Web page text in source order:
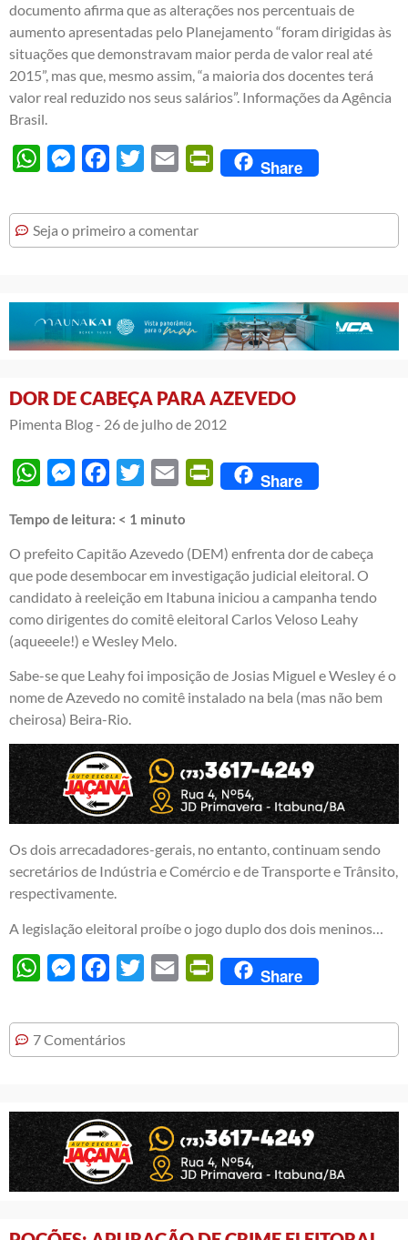
documento afirma que as alterações nos percentuais de
aumento apresentadas pelo Planejamento “foram dirigidas às
situações que demonstravam maior perda de valor real até
2015”, mas que, mesmo assim, “a maioria dos docentes terá
valor real reduzido nos seus salários”. Informações da Agência
Brasil.
WhatsAppMessengerFacebook
Twitter Email PrintFriendly
Share
Seja o primeiro a comentar
DOR DE CABEÇA PARA AZEVEDO
Pimenta Blog - 26 de julho de 2012
WhatsAppMessengerFacebook
Twitter Email PrintFriendly
Share
Tempo de leitura: < 1 minuto
O prefeito Capitão Azevedo (DEM) enfrenta dor de cabeça
que pode desembocar em investigação judicial eleitoral. O
candidato à reeleição em Itabuna iniciou a campanha tendo
como dirigentes do comitê eleitoral Carlos Veloso Leahy
(aqueeele!) e Wesley Melo.
Sabe-se que Leahy foi imposição de Josias Miguel e Wesley é o
nome de Azevedo no comitê instalado na bela (mas não bem
cheirosa) Beira-Rio.
Os dois arrecadadores-gerais, no entanto, continuam sendo
secretários de Indústria e Comércio e de Transporte e Trânsito,
respectivamente.
A legislação eleitoral proíbe o jogo duplo dos dois meninos…
WhatsAppMessengerFacebook
Twitter Email PrintFriendly
Share
7 Comentários